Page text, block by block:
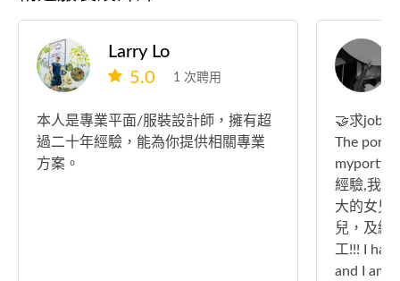
Larry Lo
5.0
1 次聘用
本人是專業平面/服裝設計師，擁有超
過二十年經驗，能為你提供相關專業
方案。
🤝求job
The
經驗,我亦
大的女兒
兒，及繼
工!!! I
and I am